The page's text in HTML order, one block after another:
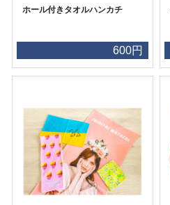
ホール付きタオルハンカチ
600円